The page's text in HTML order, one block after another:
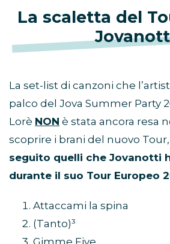
La scaletta del
La set-list di canzoni che
palco del Jova Summer Party
Lorè NON è stata ancora resa
scoprire i brani del nuovo Tour,
seguito quelli che Jovanotti
durante il suo Tour Europeo
Attaccami la spina
(Tanto)³